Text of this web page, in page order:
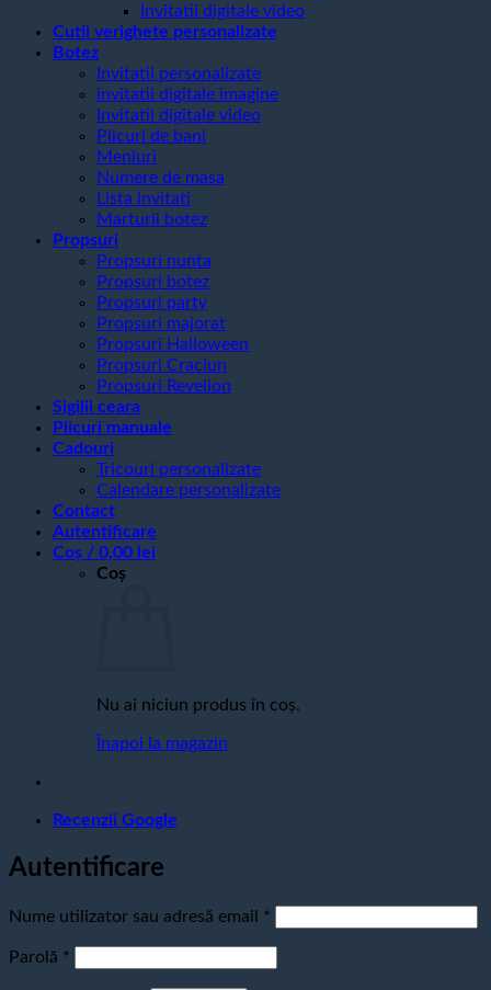
Invitatii digitale video
Cutii verighete personalizate
Botez
Invitatii personalizate
invitatii digitale imagine
Invitatii digitale video
Plicuri de bani
Meniuri
Numere de masa
Lista invitati
Marturii botez
Propsuri
Propsuri nunta
Propsuri botez
Propsuri party
Propsuri majorat
Propsuri Halloween
Propsuri Craciun
Propsuri Revelion
Sigilii ceara
Plicuri manuale
Cadouri
Tricouri personalizate
Calendare personalizate
Contact
Autentificare
Coș / 0,00 lei
Coș
Nu ai niciun produs în coș.
Înapoi la magazin
Recenzii Google
Autentificare
Nume utilizator sau adresă email *
Parolă *